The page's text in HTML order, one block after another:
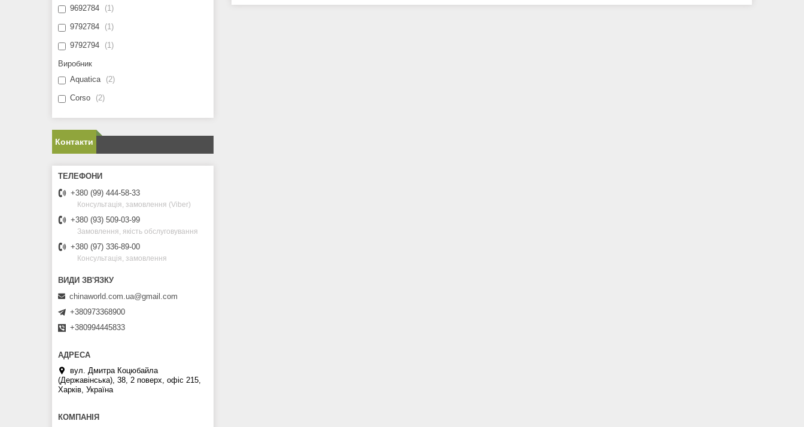
9692784 1
9792784 1
9792794 1
Виробник
Aquatica
2
Corso 2
Контакти
+380 (99) 444-58-33
Консультація, замовлення (Viber)
+380 (93) 509-03-99
Замовлення, якість обслуговування
+380 (97) 336-89-00
Консультація, замовлення
chinaworld.com.ua@gmail.com
+380973368900
+380994445833
вул. Дмитра Коцюбайла
(Державінська), 38, 2 поверх, офіс 215,
Харків, Україна